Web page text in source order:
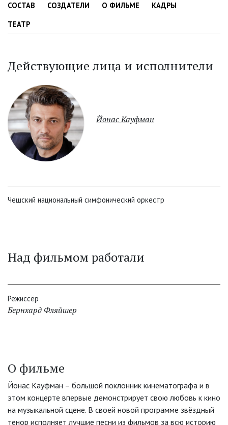
СОСТАВ СОЗДАТЕЛИ О ФИЛЬМЕ
КАДРЫ
ТЕАТР
Действующие лица и исполнители
Йонас Кауфман
Чешский национальный симфонический оркестр
Над фильмом работали
Режиссёр
Бернхард Фляйшер
О фильме
Йонас Кауфман – большой поклонник кинематографа и в
этом концерте впервые демонстрирует свою любовь к кино
на музыкальной сцене. В своей новой программе звёздный
тенор исполняет лучшие песни из фильмов за всю историю